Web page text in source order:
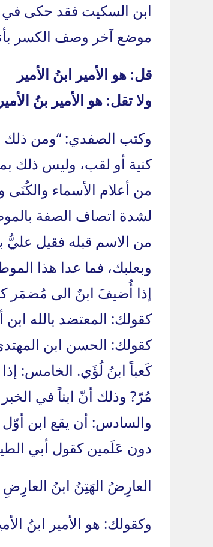
ابن السكيت فقد حكى في
موضع آخر وصف الكسر
قل: هو الأمير ابنُ الأمير
ولا تقل: هو الأمير بنُ الأمير
وكتب الصفدي: “ومن ذلك
كنية أو لقب، وليس ذلك
من أعلام الأسماء والكُنَى
لشدة اتصاف الصفة
من الاسم قبله فقيل عليُّ
وبعلبك، فما عدا هذا
إذا أُضيفَ ابنٌ الى مُضمَر
كقولك: المعتضد بالله
كقولك: الحسن ابن
كَعباً ابنُ لُؤَي. الخامس:
مُرّ? وذلك أنّ ابناً في
والسادس: أن يقع ابن
دون عَلَمين كقول أبي
العارِضُ الهَتِنُ ابنُ
وكقولك: هو الأمير ابنُ